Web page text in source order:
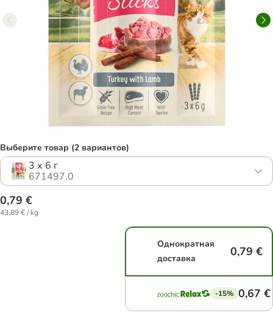
Выберите товар (2 вариантов)
3 х 6 г
671497.0
0,79 €
43,89 € / kg
Однократная
доставка
0,79 €
-15% 0,67 €